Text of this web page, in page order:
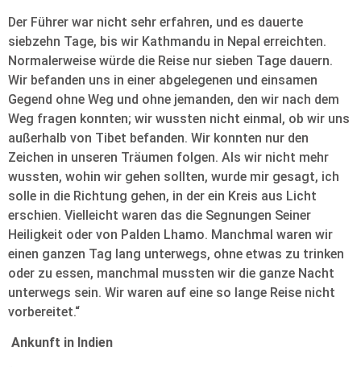
Der Führer war nicht sehr erfahren, und es dauerte
siebzehn Tage, bis wir Kathmandu in Nepal erreichten.
Normalerweise würde die Reise nur sieben Tage dauern.
Wir befanden uns in einer abgelegenen und einsamen
Gegend ohne Weg und ohne jemanden, den wir nach dem
Weg fragen konnten; wir wussten nicht einmal, ob wir uns
außerhalb von Tibet befanden. Wir konnten nur den
Zeichen in unseren Träumen folgen. Als wir nicht mehr
wussten, wohin wir gehen sollten, wurde mir gesagt, ich
solle in die Richtung gehen, in der ein Kreis aus Licht
erschien. Vielleicht waren das die Segnungen Seiner
Heiligkeit oder von Palden Lhamo. Manchmal waren wir
einen ganzen Tag lang unterwegs, ohne etwas zu trinken
oder zu essen, manchmal mussten wir die ganze Nacht
unterwegs sein. Wir waren auf eine so lange Reise nicht
vorbereitet.“
Ankunft in Indien